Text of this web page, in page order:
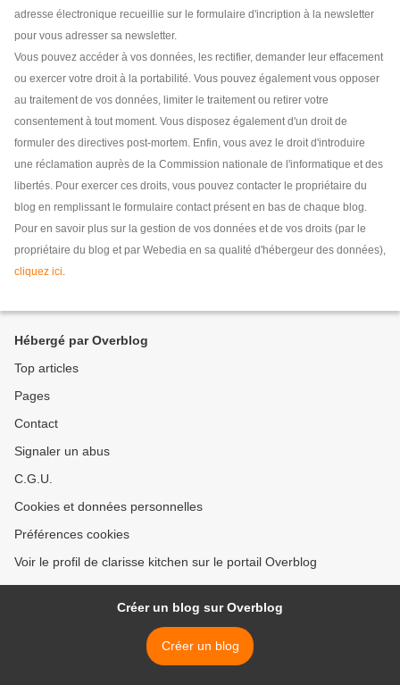
adresse électronique recueillie sur le formulaire d'incription à la newsletter
pour vous adresser sa newsletter.
Vous pouvez accéder à vos données, les rectifier, demander leur effacement
ou exercer votre droit à la portabilité. Vous pouvez également vous opposer
au traitement de vos données, limiter le traitement ou retirer votre
consentement à tout moment. Vous disposez également d'un droit de
formuler des directives post-mortem. Enfin, vous avez le droit d'introduire
une réclamation auprès de la Commission nationale de l'informatique et des
libertés. Pour exercer ces droits, vous pouvez contacter le propriétaire du
blog en remplissant le formulaire contact présent en bas de chaque blog.
Pour en savoir plus sur la gestion de vos données et de vos droits (par le
propriétaire du blog et par Webedia en sa qualité d'hébergeur des données),
cliquez ici.
Hébergé par Overblog
Top articles
Pages
Contact
Signaler un abus
C.G.U.
Cookies et données personnelles
Préférences cookies
Voir le profil de clarisse kitchen sur le portail Overblog
Créer un blog sur Overblog
Créer un blog